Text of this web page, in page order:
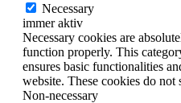
Necessary
immer aktiv
Necessary cookies are
function properly. This
ensures basic functionalities
website. These cookies do
Non-necessary